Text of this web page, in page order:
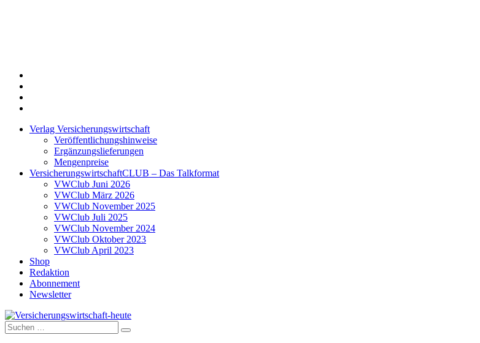
Verlag Versicherungswirtschaft
Veröffentlichungshinweise
Ergänzungslieferungen
Mengenpreise
VersicherungswirtschaftCLUB – Das Talkformat
VWClub Juni 2026
VWClub März 2026
VWClub November 2025
VWClub Juli 2025
VWClub November 2024
VWClub Oktober 2023
VWClub April 2023
Shop
Redaktion
Abonnement
Newsletter
Versicherungswirtschaft-heute
Suche
nach: